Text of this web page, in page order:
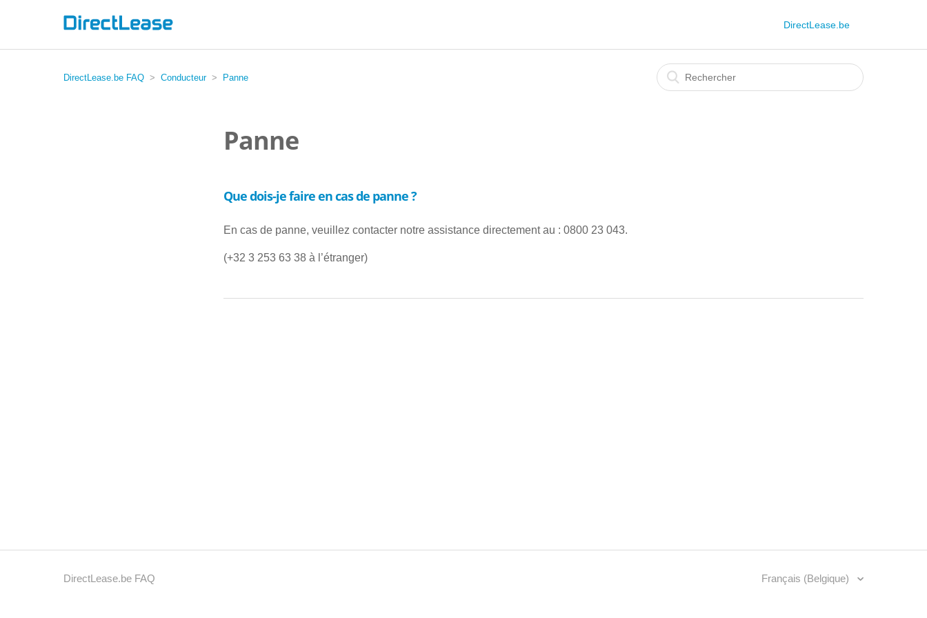
DirectLease.be
DirectLease.be FAQ Conducteur Panne
Panne
Que dois-je faire en cas de panne ?
En cas de panne, veuillez contacter notre assistance directement au : 0800 23 043.
(+32 3 253 63 38 à l’étranger)
DirectLease.be FAQ Français (Belgique)